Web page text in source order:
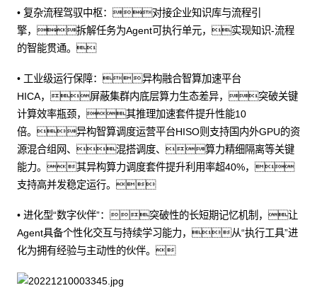
• 复杂流程驾驭中枢：对接企业知识库与流程引
擎，拆解任务为Agent可执行单元，实现知识-流程
的智能贯通。
• 工业级运行保障：异构融合智算加速平台
HICA，屏蔽集群内底层算力生态差异，突破关键
计算效率瓶颈，其推理加速套件提升性能10
倍。异构智算调度运营平台HISO则支持国内外GPU的资
源混合组网、混搭调度、算力精细隔离等关键
能力。其异构算力调度套件提升利用率超40%，
支持高并发稳定运行。
• 进化型“数字伙伴”：突破性的长短期记忆机制，让
Agent具备个性化交互与持续学习能力，从“执行工具”进
化为拥有经验与主动性的伙伴。